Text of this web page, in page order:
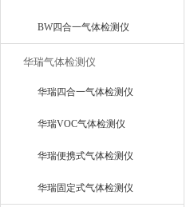
BW四合一气体检测仪
华瑞气体检测仪
华瑞四合一气体检测仪
华瑞VOC气体检测仪
华瑞便携式气体检测仪
华瑞固定式气体检测仪